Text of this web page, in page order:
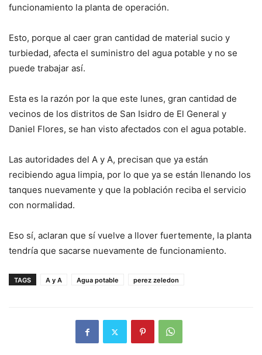
funcionamiento la planta de operación.
Esto, porque al caer gran cantidad de material sucio y
turbiedad, afecta el suministro del agua potable y no se
puede trabajar así.
Esta es la razón por la que este lunes, gran cantidad de
vecinos de los distritos de San Isidro de El General y
Daniel Flores, se han visto afectados con el agua potable.
Las autoridades del A y A, precisan que ya están
recibiendo agua limpia, por lo que ya se están llenando los
tanques nuevamente y que la población reciba el servicio
con normalidad.
Eso sí, aclaran que sí vuelve a llover fuertemente, la planta
tendría que sacarse nuevamente de funcionamiento.
TAGS A y A Agua potable perez zeledon